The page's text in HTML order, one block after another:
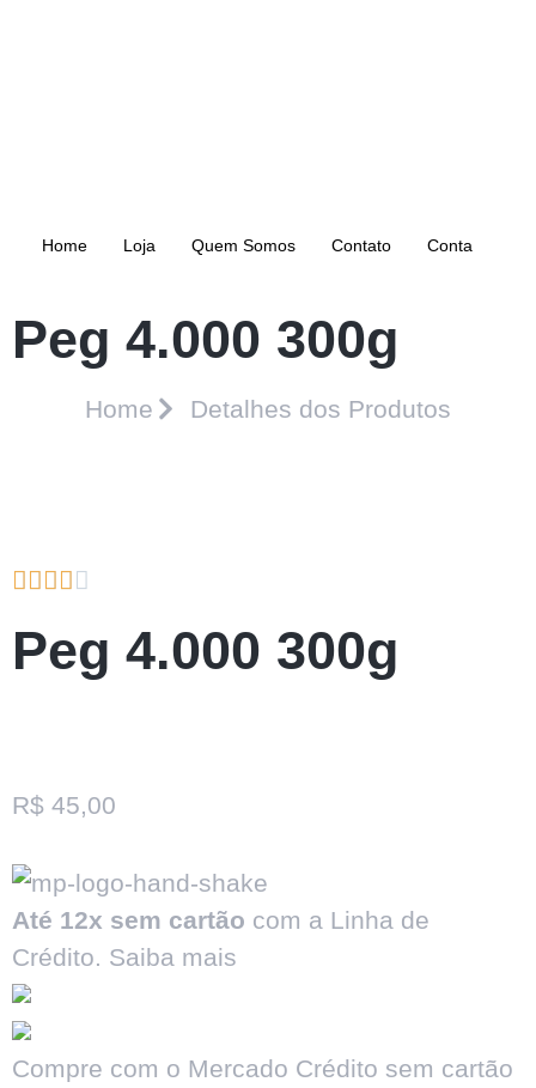
Home Loja Quem Somos Contato Conta
Peg 4.000 300g
Home Detalhes dos Produtos

Peg 4.000 300g
R$ 45,00
Até 12x sem cartão com a Linha de
Crédito. Saiba mais
Compre com o Mercado Crédito sem cartão